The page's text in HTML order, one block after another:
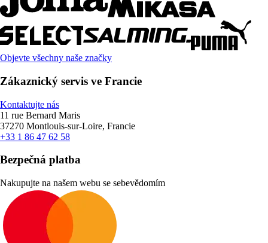
Objevte všechny naše značky
Zákaznický servis ve Francie
Kontaktujte nás
11 rue Bernard Maris
37270 Montlouis-sur-Loire, Francie
+33 1 86 47 62 58
Bezpečná platba
Nakupujte na našem webu se sebevědomím